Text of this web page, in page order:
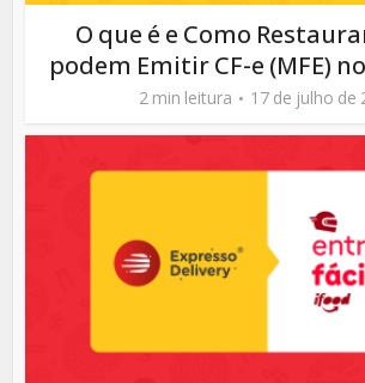
O que é e Como
podem Emitir CF-e (MFE)
2 min leitura 17 de julho de